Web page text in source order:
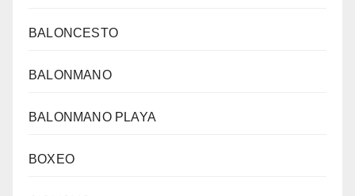
BALONCESTO
BALONMANO
BALONMANO PLAYA
BOXEO